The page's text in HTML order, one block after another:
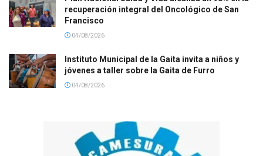
recuperación integral del Oncológico de San
Francisco
04/08/2026
Instituto Municipal de la Gaita invita a niños y
jóvenes a taller sobre la Gaita de Furro
04/08/2026